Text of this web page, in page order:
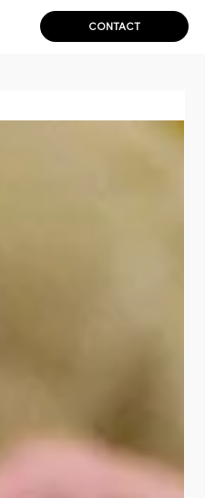
CONTACT